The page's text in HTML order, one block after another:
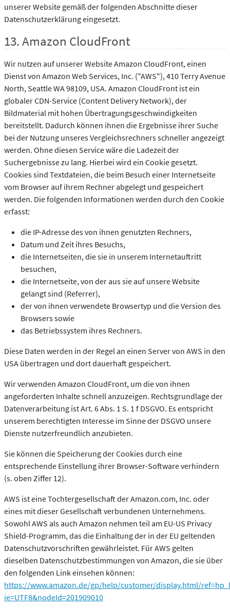
unserer Website gemäß der folgenden Abschnitte dieser
Datenschutzerklärung eingesetzt.
13. Amazon CloudFront
Wir nutzen auf unserer Website Amazon CloudFront, einen
Dienst von Amazon Web Services, Inc. ("AWS"), 410 Terry Avenue
North, Seattle WA 98109, USA. Amazon CloudFront ist ein
globaler CDN-Service (Content Delivery Network), der
Bildmaterial mit hohen Übertragungsgeschwindigkeiten
bereitstellt. Dadurch können ihnen die Ergebnisse ihrer Suche
bei der Nutzung unseres Vergleichsrechners schneller angezeigt
werden. Ohne diesen Service wäre die Ladezeit der
Suchergebnisse zu lang. Hierbei wird ein Cookie gesetzt.
Cookies sind Textdateien, die beim Besuch einer Internetseite
vom Browser auf ihrem Rechner abgelegt und gespeichert
werden. Die folgenden Informationen werden durch den Cookie
erfasst:
die IP-Adresse des von ihnen genutzten Rechners,
Datum und Zeit ihres Besuchs,
die Internetseiten, die sie in unserem Internetauftritt
besuchen,
die Internetseite, von der aus sie auf unsere Website
gelangt sind (Referrer),
der von ihnen verwendete Browsertyp und die Version des
Browsers sowie
das Betriebssystem ihres Rechners.
Diese Daten werden in der Regel an einen Server von AWS in den
USA übertragen und dort dauerhaft gespeichert.
Wir verwenden Amazon CloudFront, um die von ihnen
angeforderten Inhalte schnell anzuzeigen. Rechtsgrundlage der
Datenverarbeitung ist Art. 6 Abs. 1 S. 1 f DSGVO. Es entspricht
unserem berechtigten Interesse im Sinne der DSGVO unsere
Dienste nutzerfreundlich anzubieten.
Sie können die Speicherung der Cookies durch eine
entsprechende Einstellung ihrer Browser-Software verhindern
(s. oben Ziffer 12).
AWS ist eine Tochtergesellschaft der Amazon.com, Inc. oder
eines mit dieser Gesellschaft verbundenen Unternehmens.
Sowohl AWS als auch Amazon nehmen teil am EU-US Privacy
Shield-Programm, das die Einhaltung der in der EU geltenden
Datenschutzvorschriften gewährleistet. Für AWS gelten
dieselben Datenschutzbestimmungen von Amazon, die sie über
den folgenden Link einsehen können:
https://www.amazon.de/gp/help/customer/display.html/
ie=UTF8&nodeId=201909010